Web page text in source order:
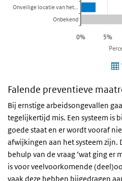
Falende preventieve
Bij ernstige arbeidsongevallen
tegelijkertijd mis. Een systeem is
goede staat en er wordt vooraf
afwijkingen aan het systeem zijn.
behulp van de vraag ‘wat ging er
is voor veelvoorkomende
vaak deze hebben bijgedragen